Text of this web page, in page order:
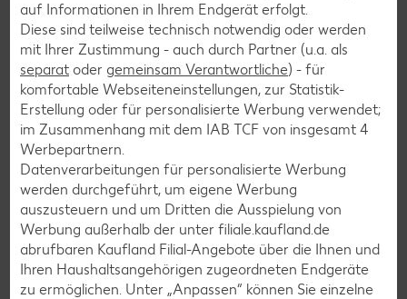
Weitere interessante
Rezeptkategorien
Burger-Rezepte
Pizza-Rezepte
Pasta-Rezepte
Sushi-Rezepte
Raclette-Rezepte
auf Informationen in Ihrem Endgerät erfolgt.
Diese sind teilweise technisch notwendig oder werden
mit Ihrer Zustimmung - auch durch Partner (u.a. als
separat oder gemeinsam Verantwortliche) - für
komfortable Webseiteneinstellungen, zur Statistik-
Erstellung oder für personalisierte Werbung verwendet;
im Zusammenhang mit dem IAB TCF von insgesamt 4
Werbepartnern.
Datenverarbeitungen für personalisierte Werbung
werden durchgeführt, um eigene Werbung
auszusteuern und um Dritten die Ausspielung von
Werbung außerhalb der unter filiale.kaufland.de
abrufbaren Kaufland Filial-Angebote über die Ihnen und
Ihren Haushaltsangehörigen zugeordneten Endgeräte
zu ermöglichen. Unter „Anpassen“ können Sie einzelne